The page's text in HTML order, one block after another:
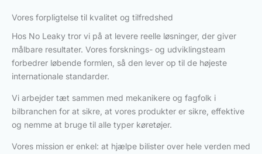
Vores forpligtelse til kvalitet og tilfredshed
Hos No Leaky tror vi på at levere reelle løsninger, der giver
målbare resultater. Vores forsknings- og udviklingsteam
forbedrer løbende formlen, så den lever op til de højeste
internationale standarder.
Vi arbejder tæt sammen med mekanikere og fagfolk i
bilbranchen for at sikre, at vores produkter er sikre, effektive
og nemme at bruge til alle typer køretøjer.
Vores mission er enkel: at hjælpe bilister over hele verden med